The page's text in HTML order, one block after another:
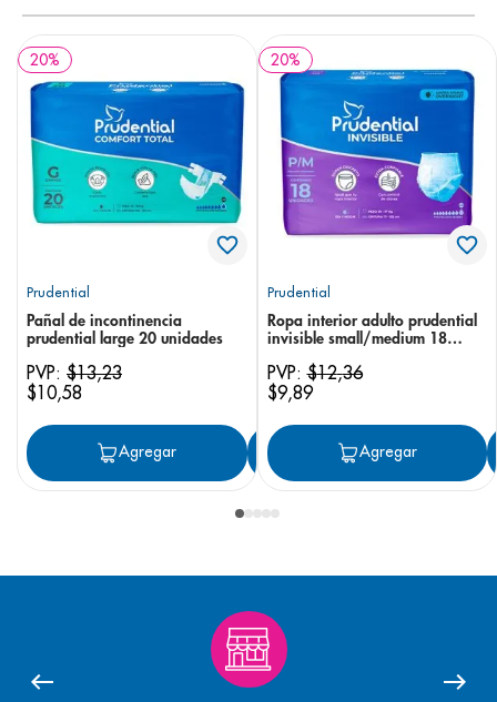
20%
Prudential
Pañal de incontinencia
prudential large 20 unidades
PVP: $13,23
$10,58
Agregar Agregar
20%
Prudential
Ropa interior adulto prudential
invisible small/medium 18
PVP:$12,36
$9,89
Agregar